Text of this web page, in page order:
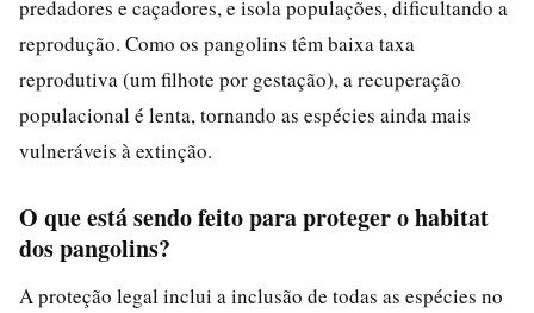
predadores e caçadores, e isola populações, dificultando a
reprodução. Como os pangolins têm baixa taxa
reprodutiva (um filhote por gestação), a recuperação
populacional é lenta, tornando as espécies ainda mais
vulneráveis à extinção.
O que está sendo feito para proteger o habitat
dos pangolins?
A proteção legal inclui a inclusão de todas as espécies no